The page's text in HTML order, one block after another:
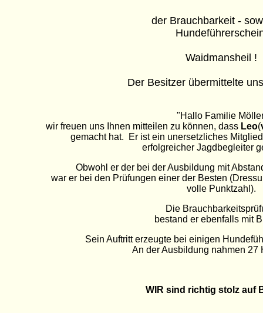
der Brauchbarkeit -
Waidmansheil !
Der Besitzer übermittelte
"Hallo Familie
wir freuen uns Ihnen mitteilen zu können, dass Leo(
gemacht hat. Er ist ein unersetzliches
erfolgreicher Jagdbegleiter
Obwohl er der bei der Ausbildung mit
war er bei den Prüfungen einer der Besten
volle Punktzahl).
Die
bestand er ebenfalls mit
Sein Auftritt erzeugte bei einigen
An der Ausbildung nahmen 27
WIR sind richtig stolz auf